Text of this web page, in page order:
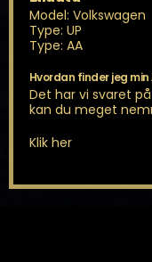
Model: Volkswagen
Type: UP
Type: AA
Hvordan finder jeg
Det har vi svaret
kan du meget
Klik her